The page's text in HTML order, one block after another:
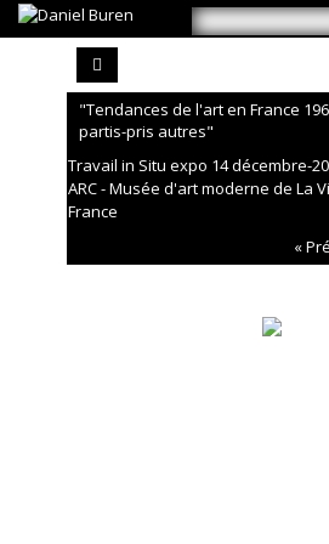
"Tendances de l'art en France
partis-pris autres"
Travail in Situ expo 14 décembre-
ARC - Musée d'art moderne de La
France
«